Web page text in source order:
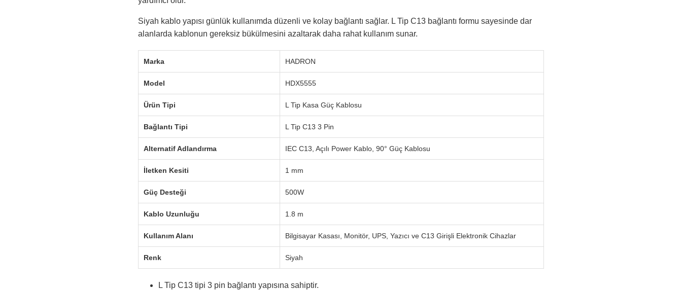
Siyah kablo yapısı günlük kullanımda düzenli ve kolay bağlantı sağlar. L Tip C13 bağlantı formu sayesinde dar
alanlarda kablonun gereksiz bükülmesini azaltarak daha rahat kullanım sunar.
Marka HADRON
Model HDX5555
Ürün Tipi L Tip Kasa Güç Kablosu
Bağlantı Tipi L Tip C13 3 Pin
Alternatif Adlandırma IEC C13, Açılı Power Kablo, 90° Güç Kablosu
İletken Kesiti 1 mm
Güç Desteği 500W
Kablo Uzunluğu 1.8 m
Kullanım Alanı Bilgisayar Kasası, Monitör, UPS, Yazıcı ve C13 Girişli Elektronik Cihazlar
Renk Siyah
L Tip C13 tipi 3 pin bağlantı yapısına sahiptir.